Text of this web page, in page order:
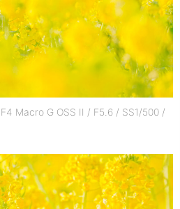
Macro G OSS II / F5.6 / SS1/500 /